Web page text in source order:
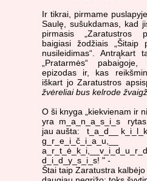
Ir tikrai, pirmame
Saulę, sušukdamas, kad
pirmasis „Zaratustros
baigiasi žodžiais „Šitaip
nusileidimas“. Antrąkart
„Pratarmės“
epizodas ir, kas
iškart jo Zaratustros
žvėreliai bus kelrode
O ši knyga „kiekvienam ir
yra m_a_n_a_s_i_s
jau aušta: t_a_d__
g_r_e_i_č_i_a_u,__
d_i_d_y_s_i_s! " -
Štai taip Zaratustra